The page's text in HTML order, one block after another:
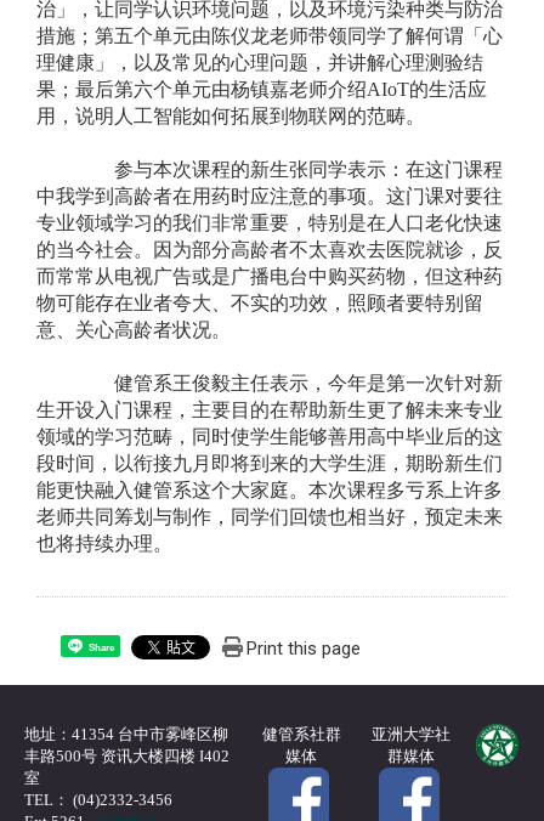
治」，让同学认识环境问题，以及环境污染种类与防治
措施；第五个单元由陈仪龙老师带领同学了解何谓「心
理健康」，以及常见的心理问题，并讲解心理测验结
果；最后第六个单元由杨镇嘉老师介绍AIoT的生活应
用，说明人工智能如何拓展到物联网的范畴。
参与本次课程的新生张同学表示：在这门课程
中我学到高龄者在用药时应注意的事项。这门课对要往
专业领域学习的我们非常重要，特别是在人口老化快速
的当今社会。因为部分高龄者不太喜欢去医院就诊，反
而常常从电视广告或是广播电台中购买药物，但这种药
物可能存在业者夸大、不实的功效，照顾者要特别留
意、关心高龄者状况。
健管系王俊毅主任表示，今年是第一次针对新
生开设入门课程，主要目的在帮助新生更了解未来专业
领域的学习范畴，同时使学生能够善用高中毕业后的这
段时间，以衔接九月即将到来的大学生涯，期盼新生们
能更快融入健管系这个大家庭。本次课程多亏系上许多
老师共同筹划与制作，同学们回馈也相当好，预定未来
也将持续办理。
Share Print this page
地址：41354 台中市雾峰区柳
丰路500号 资讯大楼四楼 I402
室
TEL： (04)2332-3456
健管系社群
媒体
亚洲大学社
群媒体